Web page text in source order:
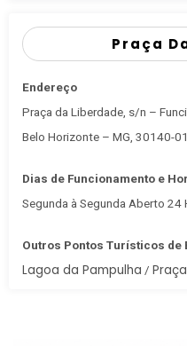
Praça
Endereço
Praça da Liberdade, s/n –
Belo Horizonte – MG, 30140-
Dias de Funcionamento e
Segunda à Segunda Aberto 24
Outros Pontos Turísticos de
Lagoa da Pampulha /